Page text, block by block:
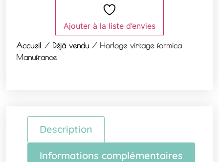
Ajouter à la liste d’envies
Accueil / Déjà vendu / Horloge vintage formica
Manufrance
Description
Informations complémentaires